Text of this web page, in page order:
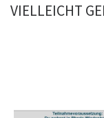
VIELLEICHT